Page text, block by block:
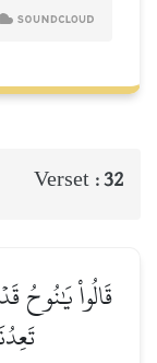
Verset :32
قَالُواْ يَٰنُوحُ